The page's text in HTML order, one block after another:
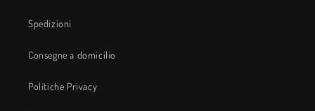
Spedizioni
Consegne a domicilio
Politiche Privacy